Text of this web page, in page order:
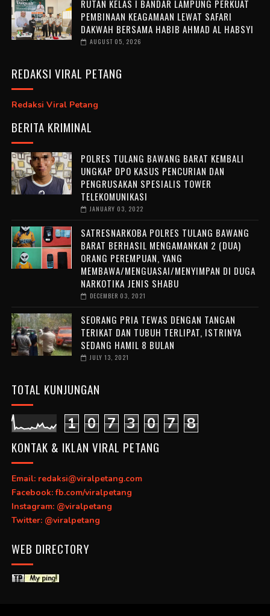
RUTAN KELAS I BANDAR LAMPUNG PERKUAT
PEMBINAAN KEAGAMAAN LEWAT SAFARI
DAKWAH BERSAMA HABIB AHMAD AL HABSYI
AUGUST 05, 2026
REDAKSI VIRAL PETANG
Redaksi Viral Petang
BERITA KRIMINAL
POLRES TULANG BAWANG BARAT KEMBALI
UNGKAP DPO KASUS PENCURIAN DAN
PENGRUSAKAN SPESIALIS TOWER
TELEKOMUNIKASI
JANUARY 03, 2022
SATRESNARKOBA POLRES TULANG BAWANG
BARAT BERHASIL MENGAMANKAN 2 (DUA)
ORANG PEREMPUAN, YANG
MEMBAWA/MENGUASAI/MENYIMPAN DI DUGA
NARKOTIKA JENIS SHABU
DECEMBER 03, 2021
SEORANG PRIA TEWAS DENGAN TANGAN
TERIKAT DAN TUBUH TERLIPAT, ISTRINYA
SEDANG HAMIL 8 BULAN
JULY 13, 2021
TOTAL KUNJUNGAN
1 0 7 3 0 7 8
KONTAK & IKLAN VIRAL PETANG
Email: redaksi@viralpetang.com
Facebook: fb.com/viralpetang
Instagram: @viralpetang
Twitter: @viralpetang
WEB DIRECTORY